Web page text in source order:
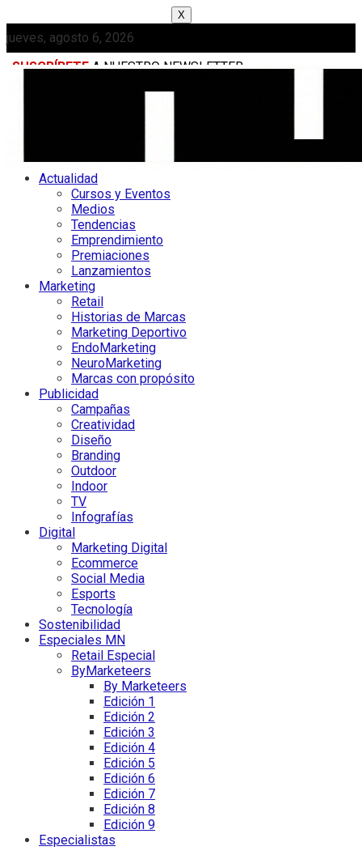
X
jueves, agosto 6, 2026
SUSCRÍBETE A NUESTRO NEWSLETTER
Actualidad
Cursos y Eventos
Medios
Tendencias
Emprendimiento
Premiaciones
Lanzamientos
Marketing
Retail
Historias de Marcas
Marketing Deportivo
EndoMarketing
NeuroMarketing
Marcas con propósito
Publicidad
Campañas
Creatividad
Diseño
Branding
Outdoor
Indoor
TV
Infografías
Digital
Marketing Digital
Ecommerce
Social Media
Esports
Tecnología
Sostenibilidad
Especiales MN
Retail Especial
ByMarketeers
By Marketeers
Edición 1
Edición 2
Edición 3
Edición 4
Edición 5
Edición 6
Edición 7
Edición 8
Edición 9
Especialistas